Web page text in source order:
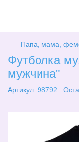
Папа, мама,
Футболка
мужчина"
Артикул: 98792